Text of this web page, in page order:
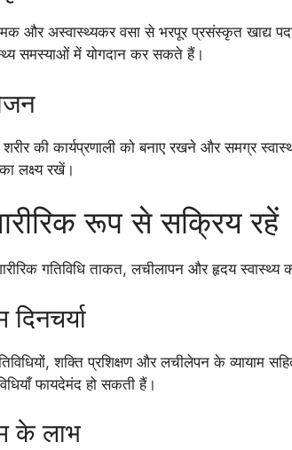
और अस्वास्थ्यकर वसा से भरपूर प्रसंस्कृत खाद्य
समस्याओं में योगदान कर सकते हैं।
की कार्यप्रणाली को बनाए रखने और समग्र
लक्ष्य रखें।
रूप से सक्रिय रहें
गतिविधि ताकत, लचीलापन और हृदय
दिनचर्या
शक्ति प्रशिक्षण और लचीलेपन के व्यायाम
फायदेमंद हो सकती हैं।
के लाभ